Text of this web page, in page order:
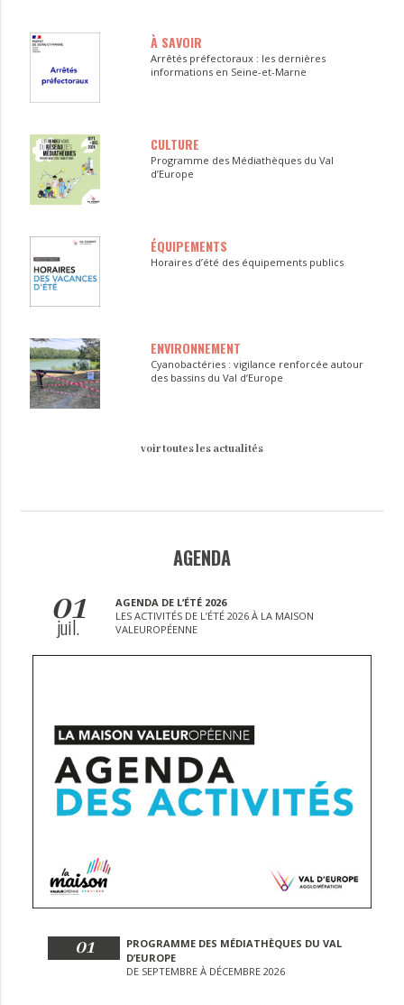
À SAVOIR
Arrêtés préfectoraux : les dernières
informations en Seine-et-Marne
CULTURE
Programme des Médiathèques du Val
d’Europe
ÉQUIPEMENTS
Horaires d’été des équipements publics
ENVIRONNEMENT
Cyanobactéries : vigilance renforcée autour
des bassins du Val d’Europe
voir toutes les actualités
AGENDA
01
juil.
AGENDA DE L’ÉTÉ 2026
LES ACTIVITÉS DE L’ÉTÉ 2026 À LA MAISON
VALEUROPÉENNE
01
PROGRAMME DES MÉDIATHÈQUES DU VAL
D’EUROPE
DE SEPTEMBRE À DÉCEMBRE 2026